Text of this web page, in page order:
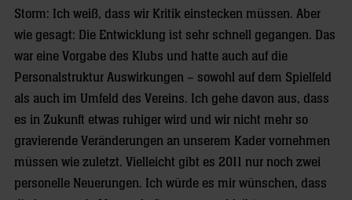
Storm: Ich weiß, dass wir Kritik einstecken müssen. Aber
wie gesagt: Die Entwicklung ist sehr schnell gegangen. Das
war eine Vorgabe des Klubs und hatte auch auf die
Personalstruktur Auswirkungen – sowohl auf dem Spielfeld
als auch im Umfeld des Vereins. Ich gehe davon aus, dass
es in Zukunft etwas ruhiger wird und wir nicht mehr so
gravierende Veränderungen an unserem Kader vornehmen
müssen wie zuletzt. Vielleicht gibt es 2011 nur noch zwei
personelle Neuerungen. Ich würde es mir wünschen, dass